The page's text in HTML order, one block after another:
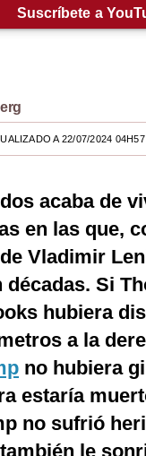
Suscríbete a
A 22/07/2024 04H57
acaba de
en las que,
Vladimir
décadas. Si
hubiera
a la
no hubiera
estaría
no sufrió
le